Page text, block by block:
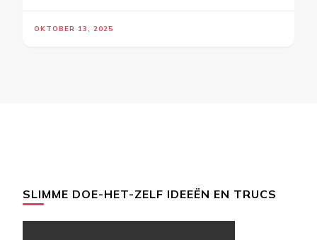
OKTOBER 13, 2025
SLIMME DOE-HET-ZELF IDEEËN EN TRUCS